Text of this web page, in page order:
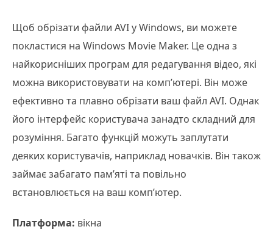
Щоб обрізати файли AVI у Windows, ви можете
покластися на Windows Movie Maker. Це одна з
найкорисніших програм для редагування відео, які
можна використовувати на комп’ютері. Він може
ефективно та плавно обрізати ваш файл AVI. Однак
його інтерфейс користувача занадто складний для
розуміння. Багато функцій можуть заплутати
деяких користувачів, наприклад новачків. Він також
займає забагато пам’яті та повільно
встановлюється на ваш комп’ютер.
Платформа: вікна